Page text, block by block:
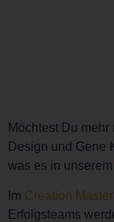
Möchtest Du mehr
Design und Gene
was es in unserem
Im Creation
Erfolgsteams